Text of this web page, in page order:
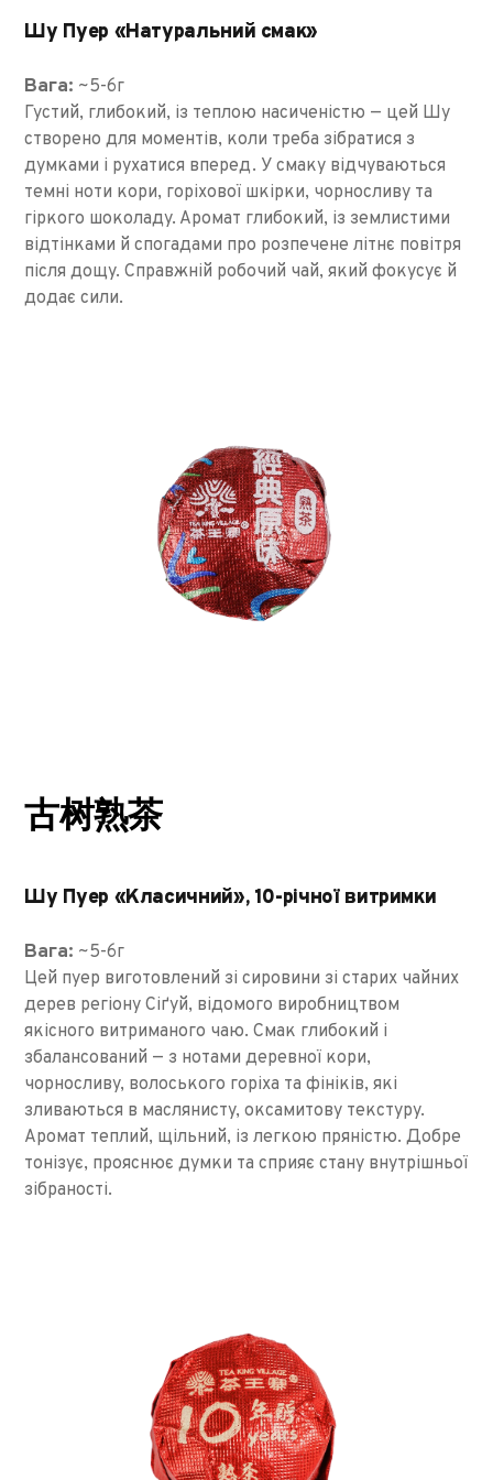
Шу Пуер «Натуральний смак»
Вага: ~5-6г
Густий, глибокий, із теплою насиченістю — цей Шу
створено для моментів, коли треба зібратися з
думками і рухатися вперед. У смаку відчуваються
темні ноти кори, горіхової шкірки, чорносливу та
гіркого шоколаду. Аромат глибокий, із землистими
відтінками й спогадами про розпечене літнє повітря
після дощу. Справжній робочий чай, який фокусує й
додає сили.
古树熟茶
Шу Пуер «Класичний», 10-річної витримки
Вага: ~5-6г
Цей пуер виготовлений зі сировини зі старих чайних
дерев регіону Сіґуй, відомого виробництвом
якісного витриманого чаю. Смак глибокий і
збалансований — з нотами деревної кори,
чорносливу, волоського горіха та фініків, які
зливаються в маслянисту, оксамитову текстуру.
Аромат теплий, щільний, із легкою пряністю. Добре
тонізує, прояснює думки та сприяє стану внутрішньої
зібраності.